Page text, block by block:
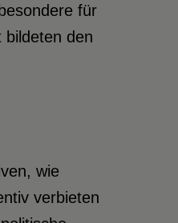
für
bildeten den
wie
verbieten